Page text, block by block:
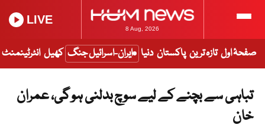
8 Aug, 2026
LIVE
صفحۂ اول تازہ ترین پاکستان دنیا ایران-اسرائیل جنگ کھیل انٹرٹینمنٹ
تباہی سے بچنے کے لیے سوچ بدلنی ہو گی، عمران
خان